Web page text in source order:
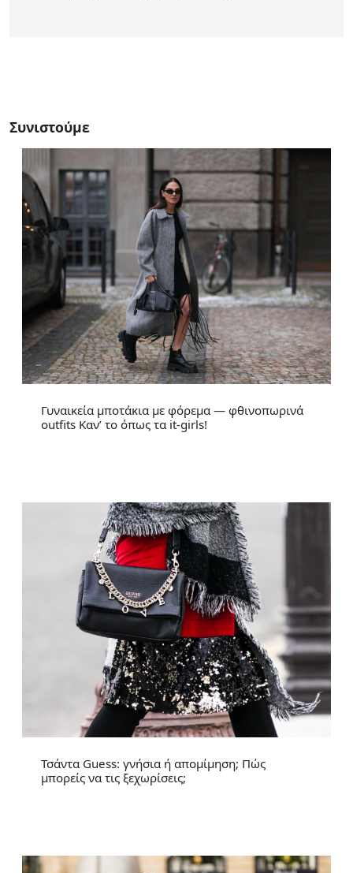
Συνιστούμε
Γυναικεία μποτάκια με φόρεμα — φθινοπωρινά
outfits Καν’ το όπως τα it-girls!
Τσάντα Guess: γνήσια ή απομίμηση; Πώς
μπορείς να τις ξεχωρίσεις;